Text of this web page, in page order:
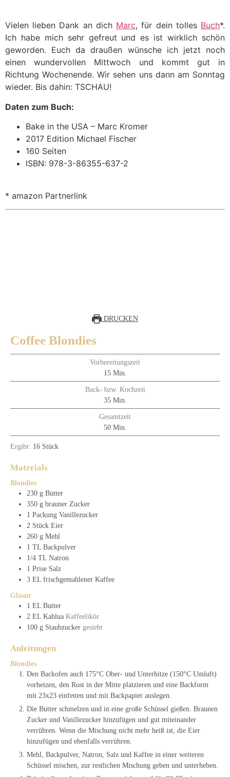
Vielen lieben Dank an dich Marc, für dein tolles Buch*.
Ich habe mich sehr gefreut und es ist wirklich schön
geworden. Euch da draußen wünsche ich jetzt noch
einen wundervollen Mittwoch und kommt gut in
Richtung Wochenende. Wir sehen uns dann am Sonntag
wieder. Bis dahin: TSCHAU!
Daten zum Buch:
Bake in the USA – Marc Kromer
2017 Edition Michael Fischer
160 Seiten
ISBN: 978-3-86355-637-2
* amazon Partnerlink
DRUCKEN
Coffee Blondies
Vorbereitungszeit
15 Min.
Back- bzw. Kochzeit
35 Min.
Gesamtzeit
50 Min.
Ergibt: 16 Stück
Materials
Blondies
230 g Butter
350 g brauner Zucker
1 Packung Vanillezucker
2 Stück Eier
260 g Mehl
1 TL Backpulver
1/4 TL Natron
1 Prise Salz
3 EL frischgemahlener Kaffee
Glasur
1 EL Butter
2 EL Kahlua Kaffeelikör
100 g Staubzucker gesiebt
Anleitungen
Blondies
Den Backofen auch 175°C Ober- und Unterhitze (150°C Umluft)
vorheizen, den Rost in der Mitte platzieren und eine Backform
mit 23x23 einfetten und mit Backpapier auslegen.
Die Butter schmelzen und in eine große Schüssel gießen. Braunen
Zucker und Vanillezucker hinzufügen und gut miteinander
verrühren. Wenn die Mischung nicht mehr heiß ist, die Eier
hinzufügen und ebenfalls verrühren.
Mehl, Backpulver, Natron, Salz und Kaffee in einer weiteren
Schüssel mischen, zur restlichen Mischung geben und unterheben.